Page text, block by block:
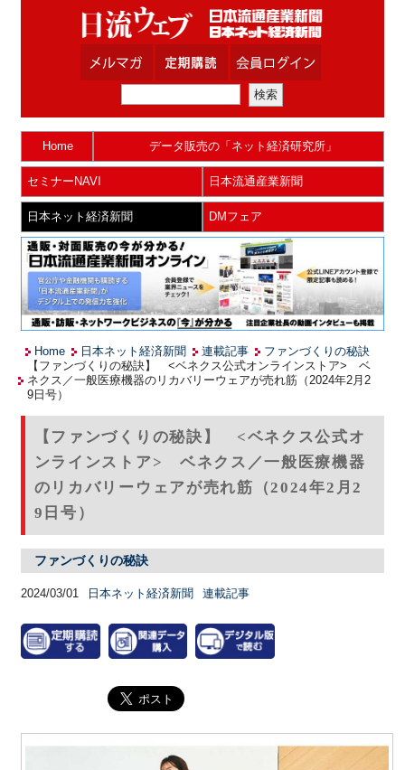
Home データ販売の「ネット経済研究所」
セミナーNAVI 日本流通産業新聞
日本ネット経済新聞 DMフェア
Home 日本ネット経済新聞 連載記事
ファンづくりの秘訣
【ファンづくりの秘訣】 <ベネクス公式オンラインストア> ベ
ネクス／一般医療機器のリカバリーウェアが売れ筋（2024年2月2
9日号）
【ファンづくりの秘訣】 <ベネクス公式オ
ンラインストア> ベネクス／一般医療機器
のリカバリーウェアが売れ筋（2024年2月2
9日号）
ファンづくりの秘訣
2024/03/01 日本ネット経済新聞 連載記事